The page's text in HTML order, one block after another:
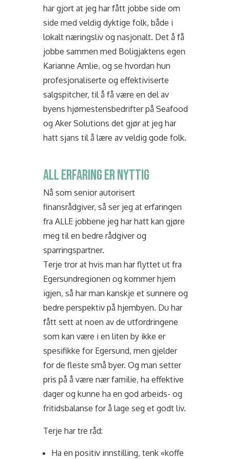
har gjort at jeg har fått jobbe side om
side med veldig dyktige folk, både i
lokalt næringsliv og nasjonalt. Det å få
jobbe sammen med Boligjaktens egen
Karianne Amlie, og se hvordan hun
profesjonaliserte og effektiviserte
salgspitcher, til å få være en del av
byens hjørnestensbedrifter på Seafood
og Aker Solutions det gjør at jeg har
hatt sjans til å lære av veldig gode folk.
ALL ERFARING ER NYTTIG
Nå som senior autorisert
finansrådgiver, så ser jeg at erfaringen
fra ALLE jobbene jeg har hatt kan gjøre
meg til en bedre rådgiver og
sparringspartner.
Terje tror at hvis man har flyttet ut fra
Egersundregionen og kommer hjem
igjen, så har man kanskje et sunnere og
bedre perspektiv på hjembyen. Du har
fått sett at noen av de utfordringene
som kan være i en liten by ikke er
spesifikke for Egersund, men gjelder
for de fleste små byer. Og man setter
pris på å være nær familie, ha effektive
dager og kunne ha en god arbeids- og
fritidsbalanse for å lage seg et godt liv.
Terje har tre råd:
Ha en positiv innstilling, tenk «koffe